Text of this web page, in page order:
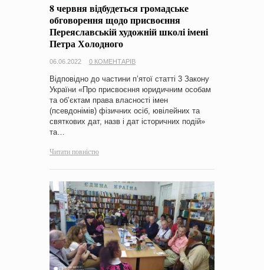
8 червня відбудеться громадське
обговорення щодо присвоєння
Переяславській художній школі імені
Петра Холодного
06.06.2022 0 КОМЕНТАРІВ
Відповідно до частини п’ятої статті 3 Закону
України «Про присвоєння юридичним особам
та об’єктам права власності імен
(псевдонімів) фізичних осіб, ювілейних та
святкових дат, назв і дат історичних подій»
та…
Читати повністю